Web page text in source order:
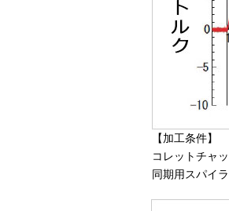
【加工条件】
コレットチャ
同期用スパイ